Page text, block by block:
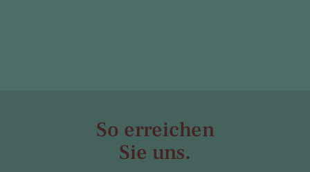
So erreichen
Sie uns.